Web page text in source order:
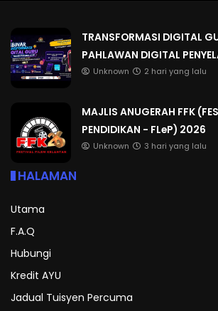
TRANSFORMASI DIGITAL
PAHLAWAN DIGITAL
Unknown 2 hari yang lalu
MAJLIS ANUGERAH FFK
PENDIDIKAN - FLeP) 2026
Unknown 3 hari yang lalu
HALAMAN
Utama
F.A.Q
Hubungi
Kredit AYU
Jadual Tuisyen Percuma